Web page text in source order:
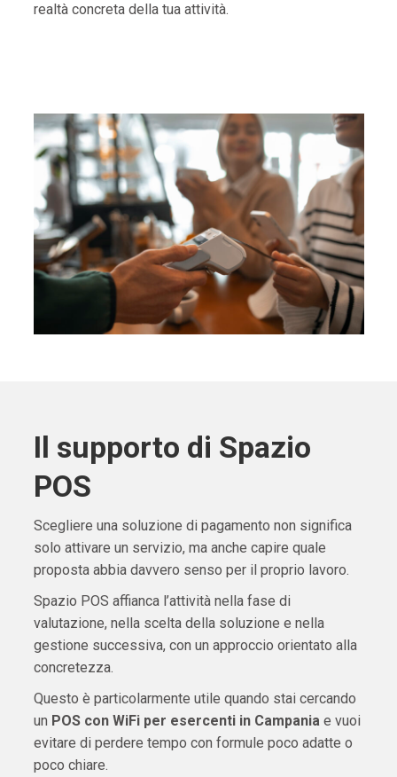
realtà concreta della tua attività.
Il supporto di Spazio
POS
Scegliere una soluzione di pagamento non significa
solo attivare un servizio, ma anche capire quale
proposta abbia davvero senso per il proprio lavoro.
Spazio POS affianca l’attività nella fase di
valutazione, nella scelta della soluzione e nella
gestione successiva, con un approccio orientato alla
concretezza.
Questo è particolarmente utile quando stai cercando
un POS con WiFi per esercenti in Campaniae vuoi
evitare di perdere tempo con formule poco adatte o
poco chiare.